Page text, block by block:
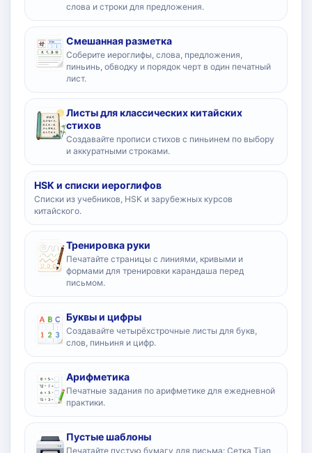
слова и строки для предложения.
Смешанная разметка
Соберите иероглифы, слова, предложения,
пиньинь, обводку и порядок черт в один печатный
лист.
Листы для классических китайских
стихов
Создавайте прописи стихов с пиньинем по выбору
и аккуратными строками.
HSK и списки иероглифов
Списки из учебников, HSK и зарубежных курсов
китайского.
Тренировка руки
Печатайте страницы с линиями, кривыми и
формами для тренировки карандаша перед
письмом.
Буквы и цифры
Создавайте четырёхстрочные листы для букв,
слов, пиньиня и цифр.
Арифметика
Печатные задания по арифметике для ежедневной
практики.
Пустые шаблоны
Печатайте пустую бумагу для письма: Сетка Tian